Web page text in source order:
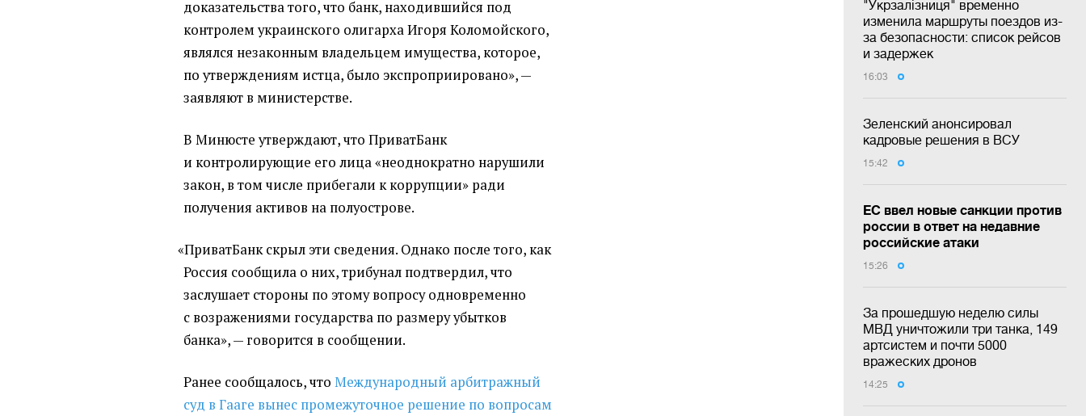
"Укрзалізниця" временно
изменила маршруты поездов из-
за безопасности: список рейсов
и задержек
16:03
Зеленский анонсировал
кадровые решения в ВСУ
15:42
ЕС ввел новые санкции против
россии в ответ на недавние
российские атаки
15:26
За прошедшую неделю силы
МВД уничтожили три танка, 149
артсистем и почти 5000
вражеских дронов
14:25
доказательства того, что банк, находившийся под
контролем украинского олигарха Игоря Коломойского,
являлся незаконным владельцем имущества, которое,
по утверждениям истца, было экспроприировано», —
заявляют в министерстве.
В Минюсте утверждают, что ПриватБанк
и контролирующие его лица«неоднократно нарушили
закон, в том числе прибегали к коррупции» ради
получения активов на полуострове.
«ПриватБанк скрыл эти сведения. Однако после того, как
Россия сообщила о них, трибунал подтвердил, что
заслушает стороны по этому вопросу одновременно
с возражениями государства по размеру убытков
банка», — говорится в сообщении.
Ранее сообщалось, что Международный арбитражный
суд в Гааге вынес промежуточное решение по вопросам